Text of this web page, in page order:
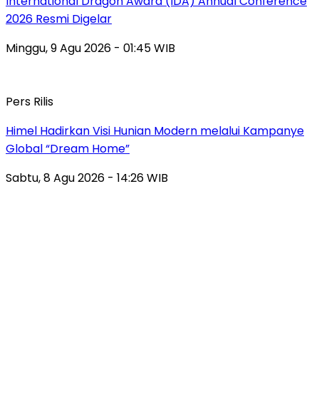
2026 Resmi Digelar
Minggu, 9 Agu 2026 - 01:45 WIB
Pers Rilis
Himel Hadirkan Visi Hunian Modern melalui Kampanye
Global “Dream Home”
Sabtu, 8 Agu 2026 - 14:26 WIB